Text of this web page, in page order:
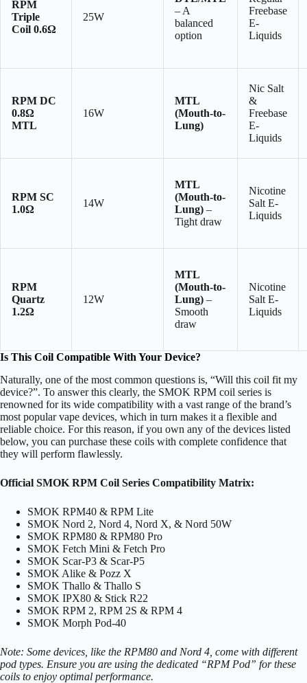
RPM
Triple
Coil 0.6Ω
25W
– A
balanced
option
Freebase
E-
Liquids
RPM DC
0.8Ω
MTL
16W
MTL
(Mouth-to-
Lung)
Nic Salt
&
Freebase
E-
Liquids
RPM SC
1.0Ω
14W
MTL
(Mouth-to-
Lung) –
Tight draw
Nicotine
Salt E-
Liquids
RPM
Quartz
1.2Ω
12W
MTL
(Mouth-to-
Lung) –
Smooth
draw
Nicotine
Salt E-
Liquids
Is This Coil Compatible With Your Device?
Naturally, one of the most common questions is, “Will this coil fit my
device?”. To answer this clearly, the SMOK RPM coil series is
renowned for its wide compatibility with a vast range of the brand’s
most popular vape devices, which in turn makes it a flexible and
reliable choice. For this reason, if you own any of the devices listed
below, you can purchase these coils with complete confidence that
they will perform flawlessly.
Official SMOK RPM Coil Series Compatibility Matrix:
SMOK RPM40 & RPM Lite
SMOK Nord 2, Nord 4, Nord X, & Nord 50W
SMOK RPM80 & RPM80 Pro
SMOK Fetch Mini & Fetch Pro
SMOK Scar-P3 & Scar-P5
SMOK Alike & Pozz X
SMOK Thallo & Thallo S
SMOK IPX80 & Stick R22
SMOK RPM 2, RPM 2S & RPM 4
SMOK Morph Pod-40
Note: Some devices, like the RPM80 and Nord 4, come with different
pod types. Ensure you are using the dedicated “RPM Pod” for these
coils to enjoy optimal performance.